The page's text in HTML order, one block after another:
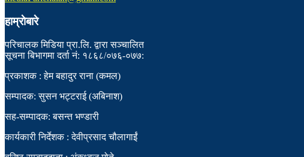
हाम्राेबारे
परिचालक मिडिया प्रा.लि. द्वारा सञ्चालित
सूचना बिभागमा दर्ता नं: १८६८/०७६-०७७:
प्रकाशक : हेम बहादुर राना (कमल)
सम्पादक: सुसन भट्टराई (अबिनाश)
सह-सम्पादक: बसन्त भण्डारी
कार्यकारी निर्देशक : देवीप्रसाद चौलागाईं